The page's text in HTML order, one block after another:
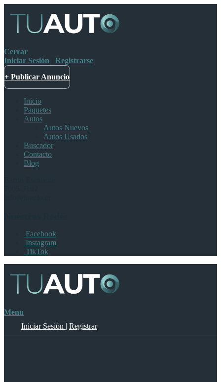
Cerrar
Iniciar Sesión
Registrarse
+ Publicar Anuncio
Inicio
Paquetes
Autos
Autos Nuevos
Autos Usados
Buscador
Contacto
Blog
Facebook
Instagram
TikTok
Menu
Iniciar Sesión | Registrar